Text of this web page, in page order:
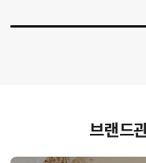
브랜드